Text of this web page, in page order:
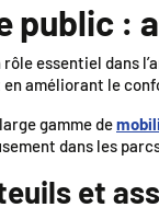
public
rôle essentiel dans
améliorant le
gamme de
dans les
et